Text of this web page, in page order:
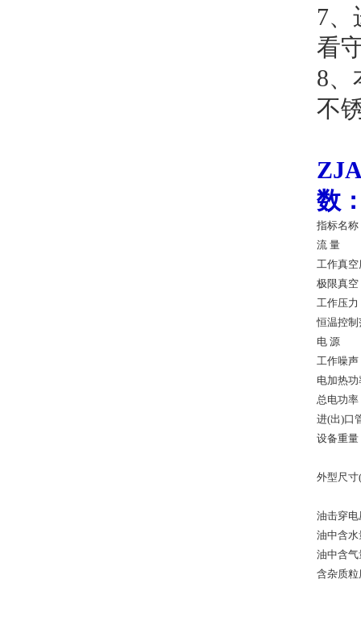
7
看
8、
不
数
指标名称
流 量
工作真空
极限真空
工作压力
恒温控制
电 源
工作噪声
电加热功
总电功率
进(出)口
设备重量
外型尺寸
油击穿电
油中含水
油中含气
含杂质粒